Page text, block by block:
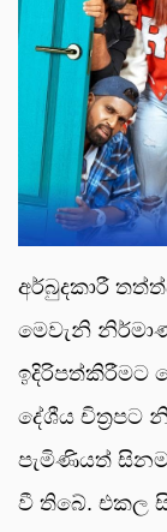
අර්බුදකාරී
මෙවැනි
ඉදිරිපත්කිරීමට
දේශීය චිත්‍රපට
පැමිණියත්
වී තිබේ. එකල